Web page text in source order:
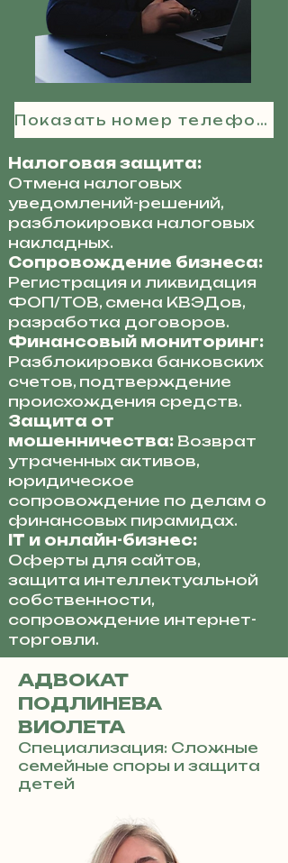
Показать номер телефона
Налоговая защита:
Отмена налоговых
уведомлений-решений,
разблокировка налоговых
накладных.
Сопровождение бизнеса:
Регистрация и ликвидация
ФОП/ТОВ, смена КВЭДов,
разработка договоров.
Финансовый мониторинг:
Разблокировка банковских
счетов, подтверждение
происхождения средств.
Защита от
мошенничества: Возврат
утраченных активов,
юридическое
сопровождение по делам о
финансовых пирамидах.
IT и онлайн-бизнес:
Оферты для сайтов,
защита интеллектуальной
собственности,
сопровождение интернет-
торговли.
АДВОКАТ
ПОДЛИНЕВА
ВИОЛЕТА
Специализация: Сложные
семейные споры и защита
детей